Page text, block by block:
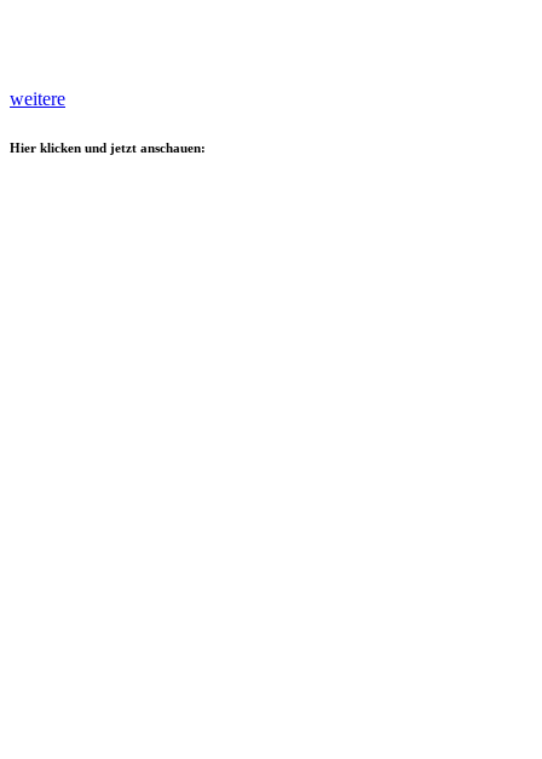
weitere
Hier klicken und jetzt anschauen: